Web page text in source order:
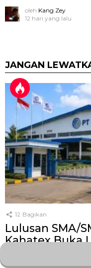
oleh Kang Zey
12 hari yang lalu
JANGAN
12 Bagikan
Lulusan SMA/
Kahatex Buka
Produksi,